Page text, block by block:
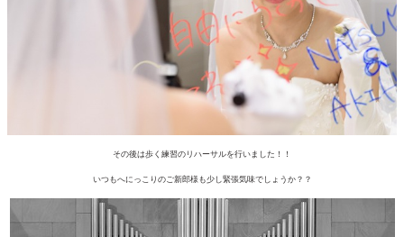
その後は歩く練習のリハーサルを行いました！！
いつもへにっこりのご新郎様も少し緊張気味でしょうか？？